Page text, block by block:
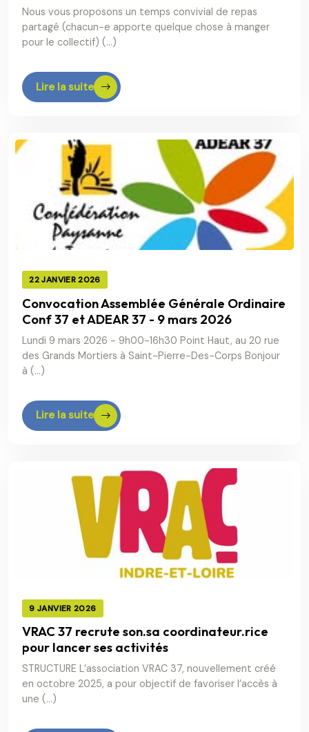
Nous vous proposons un temps convivial de repas
partagé (chacun-e apporte quelque chose à manger
pour le collectif) (…)
Lire la suite
22 JANVIER 2026
Convocation Assemblée Générale Ordinaire
Conf 37 et ADEAR 37 - 9 mars 2026
Lundi 9 mars 2026 - 9h00-16h30 Point Haut, au 20 rue
des Grands Mortiers à Saint-Pierre-Des-Corps Bonjour
à (…)
Lire la suite
9 JANVIER 2026
VRAC 37 recrute son.sa coordinateur.rice
pour lancer ses activités
STRUCTURE L’association VRAC 37, nouvellement créé
en octobre 2025, a pour objectif de favoriser l’accès à
une (…)